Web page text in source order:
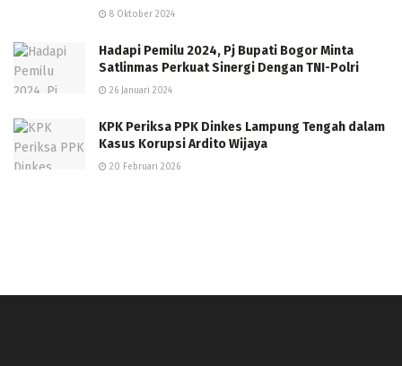
8 Oktober 2024
Hadapi Pemilu 2024, Pj Bupati Bogor Minta
Satlinmas Perkuat Sinergi Dengan TNI-Polri
26 Januari 2024
KPK Periksa PPK Dinkes Lampung Tengah dalam
Kasus Korupsi Ardito Wijaya
20 Februari 2026